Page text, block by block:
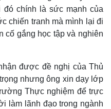
chính là sức mạnh của
chiến tranh mà mình lại đi
cố gắng học tập và nghiên
được đề nghị của Thủ
nhưng ông xin dạy lớp
Thực nghiệm để trực
làm lãnh đạo trong ngành